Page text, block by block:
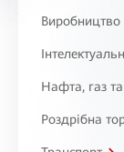
Виробництво
Нафта, газ та
Роздрібна